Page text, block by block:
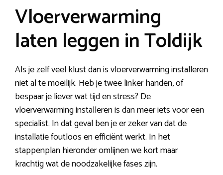
Vloerverwarming
laten leggen in Toldijk
Als je zelf veel klust dan is vloerverwarming installeren
niet al te moeilijk. Heb je twee linker handen, of
bespaar je liever wat tijd en stress? De
vloerverwarming installeren is dan meer iets voor een
specialist. In dat geval ben je er zeker van dat de
installatie foutloos en efficiënt werkt. In het
stappenplan hieronder omlijnen we kort maar
krachtig wat de noodzakelijke fases zijn.